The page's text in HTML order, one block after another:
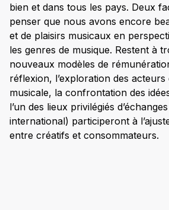
bien et dans tous les pays. Deux
penser que nous avons encore
et de plaisirs musicaux en
les genres de musique. Restent à
nouveaux modèles de
réflexion, l’exploration des acteurs
musicale, la confrontation des
l’un des lieux privilégiés
international) participeront à
entre créatifs et consommateurs.